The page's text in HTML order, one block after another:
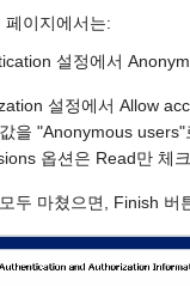
페이지에서는:
설정에서
설정에서 Allow
을 "Anonymous users"
옵션은 Read만 체
두 마쳤으면, Finish 버